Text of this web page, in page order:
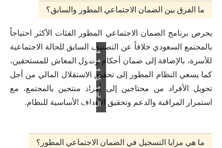
ما الفرق بين الضمان الاجتماعي المطور والسابق؟
يحرص برنامج الضمان الاجتماعي المطور الفئات الأكثر احتياجاً
بالمجتمع السعودي خلافاً عن التصنيف السابق للحالة الاجتماعية
للأسرة، بالإضافة إلى ضمان أحكام وصول المعاش للمستحقين،
كما يسعي النظام المطور إلى تحقيق الاستقلال المالي من أجل
تحويل الأفراد من محتاجين إلى أفراد منتجين بالمجتمع، مع
استمرار المراقبة والدعم وتحقيق الأهداف الأساسية للنظام.
ما
معني
منزل
غير
مؤهل
بالضمان
المطور؟
ما هي مزايا التسجيل في الضمان الاجتماعي المطور؟